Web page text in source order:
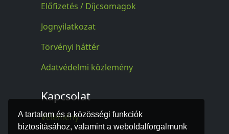
A tartalom és a közösségi funkciók
biztosításához, valamint a weboldalforgalmunk
Előfizetés / Díjcsomagok
Jognyilatkozat
Törvényi háttér
Adatvédelmi közlemény
Kapcsolat
Vélemény